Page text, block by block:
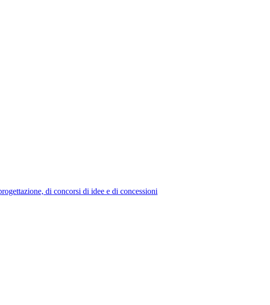
di concorsi di idee e di concessioni